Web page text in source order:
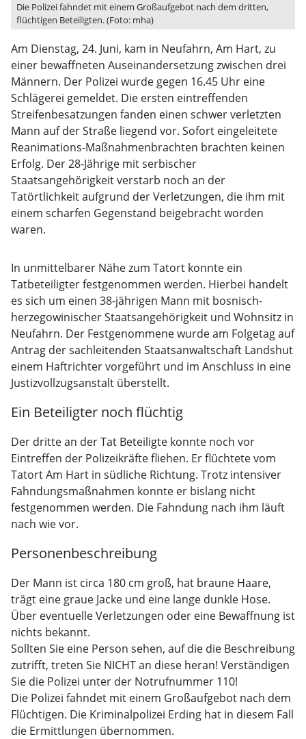
Die Polizei fahndet mit einem Großaufgebot nach dem dritten,
flüchtigen Beteiligten. (Foto: mha)
Am Dienstag, 24. Juni, kam in Neufahrn, Am Hart, zu
einer bewaffneten Auseinandersetzung zwischen drei
Männern. Der Polizei wurde gegen 16.45 Uhr eine
Schlägerei gemeldet. Die ersten eintreffenden
Streifenbesatzungen fanden einen schwer verletzten
Mann auf der Straße liegend vor. Sofort eingeleitete
Reanimations-Maßnahmenbrachten brachten keinen
Erfolg. Der 28-Jährige mit serbischer
Staatsangehörigkeit verstarb noch an der
Tatörtlichkeit aufgrund der Verletzungen, die ihm mit
einem scharfen Gegenstand beigebracht worden
waren.
In unmittelbarer Nähe zum Tatort konnte ein
Tatbeteiligter festgenommen werden. Hierbei handelt
es sich um einen 38-jährigen Mann mit bosnisch-
herzegowinischer Staatsangehörigkeit und Wohnsitz in
Neufahrn. Der Festgenommene wurde am Folgetag auf
Antrag der sachleitenden Staatsanwaltschaft Landshut
einem Haftrichter vorgeführt und im Anschluss in eine
Justizvollzugsanstalt überstellt.
Ein Beteiligter noch flüchtig
Der dritte an der Tat Beteiligte konnte noch vor
Eintreffen der Polizeikräfte fliehen. Er flüchtete vom
Tatort Am Hart in südliche Richtung. Trotz intensiver
Fahndungsmaßnahmen konnte er bislang nicht
festgenommen werden. Die Fahndung nach ihm läuft
nach wie vor.
Personenbeschreibung
Der Mann ist circa 180 cm groß, hat braune Haare,
trägt eine graue Jacke und eine lange dunkle Hose.
Über eventuelle Verletzungen oder eine Bewaffnung ist
nichts bekannt.
Sollten Sie eine Person sehen, auf die die Beschreibung
zutrifft, treten Sie NICHT an diese heran! Verständigen
Sie die Polizei unter der Notrufnummer 110!
Die Polizei fahndet mit einem Großaufgebot nach dem
Flüchtigen. Die Kriminalpolizei Erding hat in diesem Fall
die Ermittlungen übernommen.